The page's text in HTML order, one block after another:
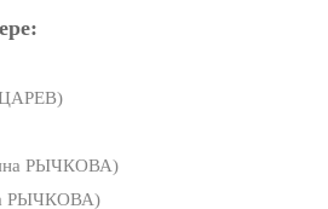
РЫЧКОВА)
РЫЧКОВА)